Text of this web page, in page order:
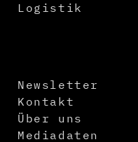
Logistik
Newsletter
Kontakt
Über uns
Mediadaten